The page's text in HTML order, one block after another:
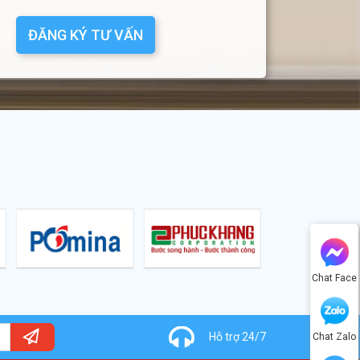
Chat Face
Chat Zalo
ĐĂNG KÝ TƯ VẤN
Hỗ trợ 24/7